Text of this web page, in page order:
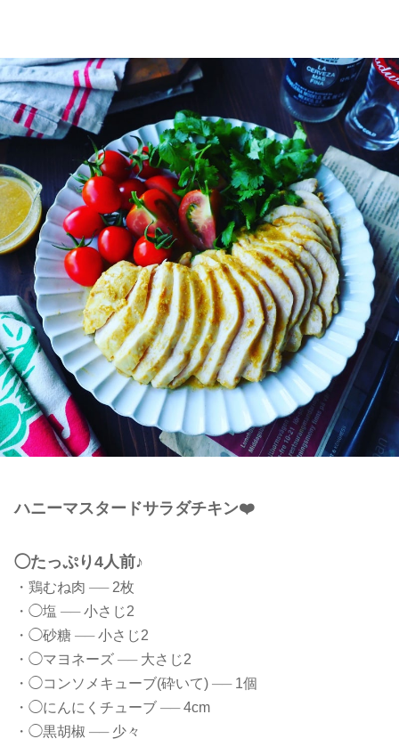
ハニーマスタードサラダチキン❤️
◯たっぷり4人前♪
・鶏むね肉 ──2枚
・◯塩 ──小さじ2
・◯砂糖 ──小さじ2
・◯マヨネーズ ──大さじ2
・◯コンソメキューブ(砕いて) ──1個
・◯にんにくチューブ ──4cm
・◯黒胡椒 ──少々